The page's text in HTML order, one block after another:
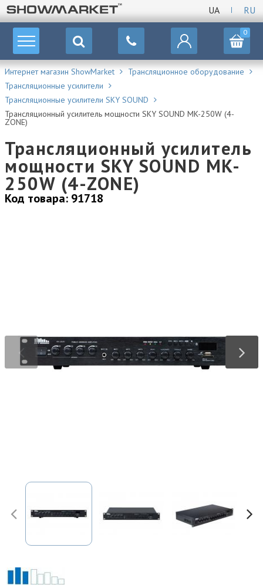
UA RU
0
Интернет магазин ShowMarket
Трансляционное оборудование
Трансляционные усилители
Трансляционные усилители SKY SOUND
Трансляционный усилитель мощности SKY SOUND MK-250W (4-
ZONE)
Трансляционный усилитель
мощности SKY SOUND MK-
250W (4-ZONE)
Код товара: 91718